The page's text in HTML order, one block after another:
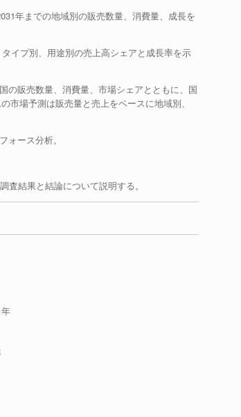
年までの地域別の販売数量、消費量、成長を
イプ別、用途別の売上高シェアと成長率を示
の販売数量、消費量、市場シェアとともに、国
市場予測は販売量と売上をベースに地域別、
ース分析。
結果と結論について説明する。